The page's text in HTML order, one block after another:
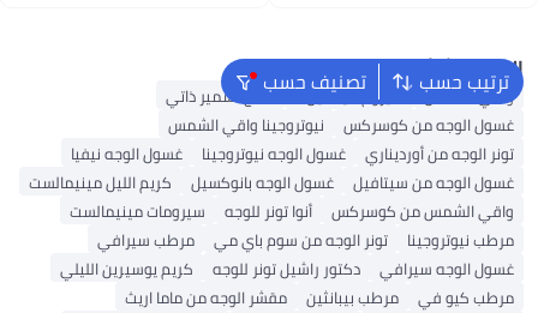
ترتيب حسب تصنيف حسب البحث الشائع
واقي الشمس سيروم فيتامين C
منتج تسمير ذاتي
غسول الوجه من كوسركس
نيوتروجينا واقي الشمس
تونر الوجه من أورديناري
غسول الوجه نيوتروجينا
غسول الوجه نيفيا
غسول الوجه من سيتافيل
غسول الوجه بانوكسيل
كريم الليل مينيمالست
واقي الشمس من كوسركس
أنوا تونر للوجه
سيرومات مينيمالست
مرطب نيوتروجينا
تونر الوجه من سوم باي مي
مرطب سيرافي
غسول الوجه سيرافي
دكتور راشيل تونر للوجه
كريم يوسيرين الليلي
مرطب كيو في
مرطب بيبانثين
مقشر الوجه من ماما اريث